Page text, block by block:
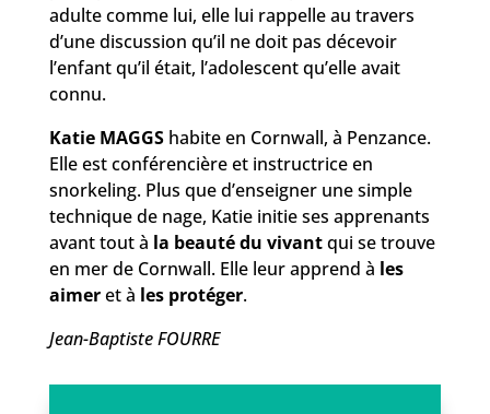
adulte comme lui, elle lui rappelle au travers
d’une discussion qu’il ne doit pas décevoir
l’enfant qu’il était, l’adolescent qu’elle avait
connu.
Katie MAGGShabite en Cornwall, à Penzance.
Elle est conférencière et instructrice en
snorkeling. Plus que d’enseigner une simple
technique de nage, Katie initie ses apprenants
avant tout à la beauté du vivantqui se trouve
en mer de Cornwall. Elle leur apprend à les
aimeret à les protéger.
Jean-Baptiste FOURRE